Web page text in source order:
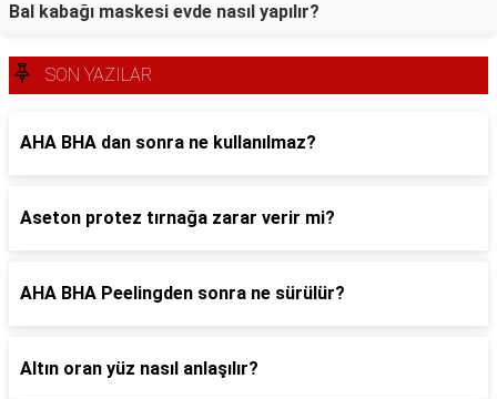
Bal kabağı maskesi evde nasıl yapılır?
SON YAZILAR
AHA BHA dan sonra ne kullanılmaz?
Aseton protez tırnağa zarar verir mi?
AHA BHA Peelingden sonra ne sürülür?
Altın oran yüz nasıl anlaşılır?